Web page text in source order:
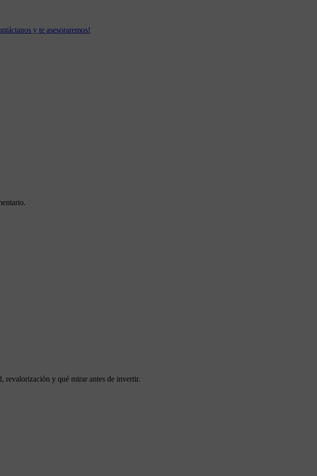
y te asesoraremos!
revalorización y qué mirar antes de invertir.